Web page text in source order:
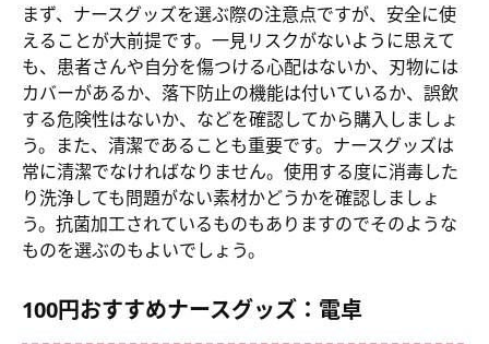
まず、ナースグッズを選ぶ際の注意点ですが、安全に使
えることが大前提です。一見リスクがないように思えて
も、患者さんや自分を傷つける心配はないか、刃物には
カバーがあるか、落下防止の機能は付いているか、誤飲
する危険性はないか、などを確認してから購入しましょ
う。また、清潔であることも重要です。ナースグッズは
常に清潔でなければなりません。使用する度に消毒した
り洗浄しても問題がない素材かどうかを確認しましょ
う。抗菌加工されているものもありますのでそのような
ものを選ぶのもよいでしょう。
100円おすすめナースグッズ：電卓